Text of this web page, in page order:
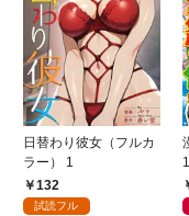
日替わり彼女（フルカ
ラー） 1
132
試読フル